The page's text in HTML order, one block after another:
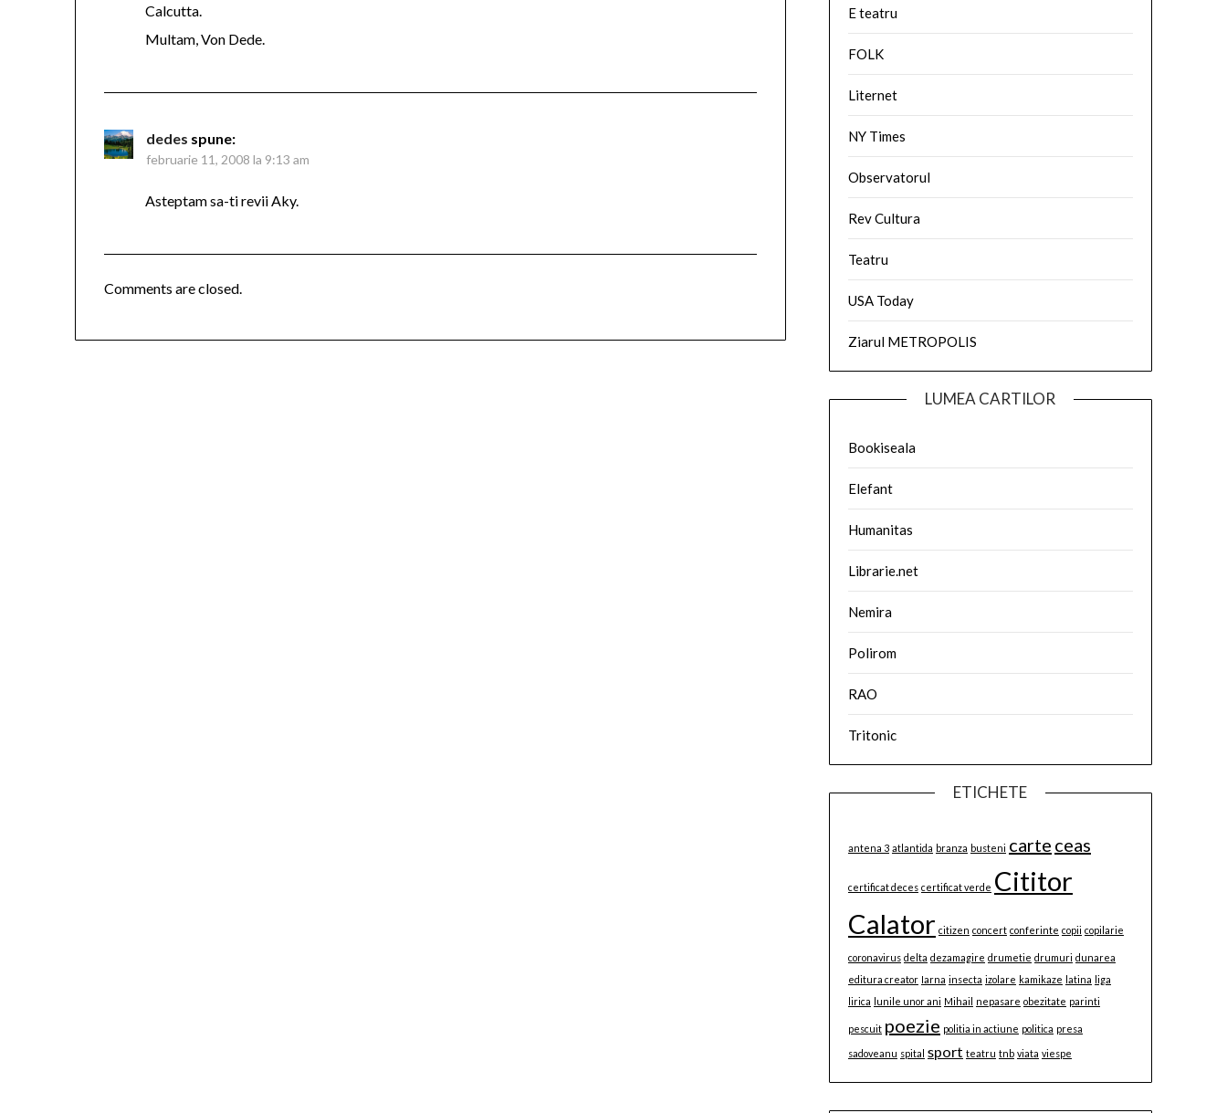
Calcutta.
Multam, Von Dede.
dedes spune:
februarie 11, 2008 la 9:13 am
Asteptam sa-ti revii Aky.
Comments are closed.
E teatru
FOLK
Liternet
NY Times
Observatorul
Rev Cultura
Teatru
USA Today
Ziarul METROPOLIS
LUMEA CARTILOR
Bookiseala
Elefant
Humanitas
Librarie.net
Nemira
Polirom
RAO
Tritonic
ETICHETE
antena 3 atlantida branza busteni carte ceas
certificat deces certificat verde Cititor
Calator citizen concert conferinte copii copilarie
coronavirus delta dezamagire drumetie drumuri dunarea
editura creator Iarna insecta izolare kamikaze latina liga
lirica
lunile unor ani Mihail nepasare obezitate parinti
pescuit poezie politia in actiune politica presa
sadoveanu spital sport teatru tnb viata viespe